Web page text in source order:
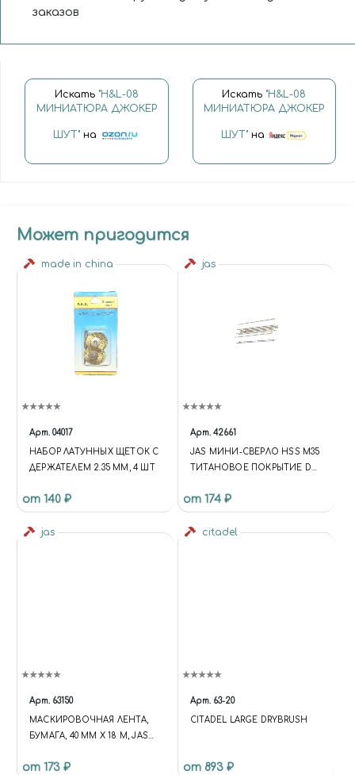
заказов
Искать "H&L-08
МИНИАТЮРА ДЖОКЕР
ШУТ" на
Искать "H&L-08
МИНИАТЮРА ДЖОКЕР
ШУТ"на
Может пригодится
made in china
Арт. 04017
НАБОР ЛАТУННЫХ ЩЕТОК С
ДЕРЖАТЕЛЕМ 2.35 ММ, 4 ШТ
от 140 ₽
jas
Арт. 42661
JAS МИНИ-СВЕРЛО HSS M35
ТИТАНОВОЕ ПОКРЫТИЕ D
от 174 ₽
jas
Арт. 63150
МАСКИРОВОЧНАЯ ЛЕНТА,
БУМАГА, 40 ММ Х 18 М, JAS
от 173 ₽
citadel
Арт. 63-20
CITADEL LARGE DRYBRUSH
от 893 ₽